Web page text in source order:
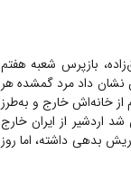
بازپرس شعبه هفتم
نشان داد مرد گمشده هر
و عصر هم به خانه بازمی‌گشته است. ۲۱ بهمن‌ماه هم از خانه‌اش خارج و به‌طرز
اردشیر از ایران خارج
بدهی داشته، اما روز